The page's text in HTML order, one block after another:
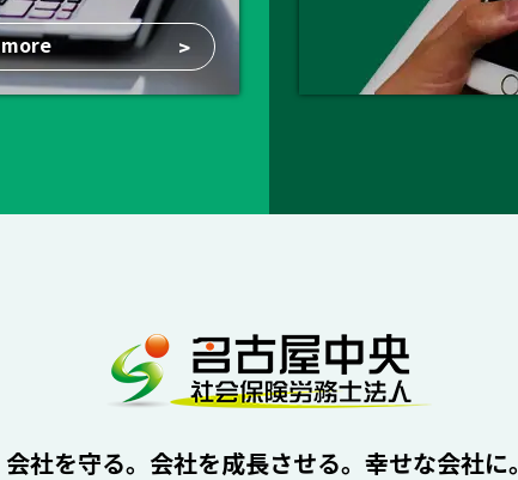
more >
会社を守る。会社を成長させる。幸せな会社に。